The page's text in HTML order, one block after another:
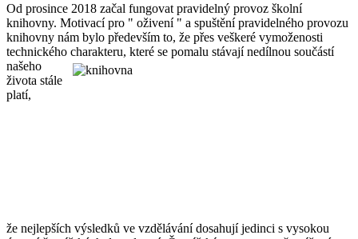
Od prosince 2018 začal fungovat pravidelný provoz školní
knihovny. Motivací pro " oživení " a spuštění pravidelného provozu
knihovny nám bylo především to, že přes veškeré vymoženosti
technického charakteru, které se pomalu stávají nedílnou součástí
našeho
života stále
platí,
že nejlepších výsledků ve vzdělávání dosahují jedinci s vysokou